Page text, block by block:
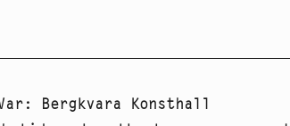
: Bergkvara Konsthall